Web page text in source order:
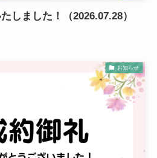
しました！（2026.07.28）
お知らせ